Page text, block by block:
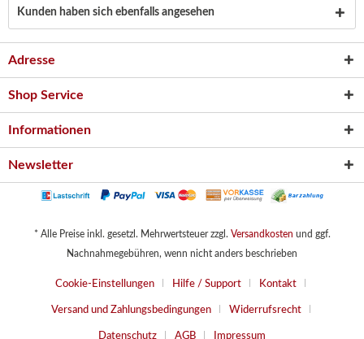
Kunden haben sich ebenfalls angesehen
Adresse
Shop Service
Informationen
Newsletter
* Alle Preise inkl. gesetzl. Mehrwertsteuer zzgl. Versandkosten und ggf.
Nachnahmegebühren, wenn nicht anders beschrieben
Cookie-Einstellungen Hilfe / Support Kontakt
Versand und Zahlungsbedingungen Widerrufsrecht
Datenschutz AGB Impressum